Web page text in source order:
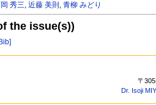
秀三, 近藤 美則 , 青柳 みどり
the issue(s))
〒
Dr. Isoji